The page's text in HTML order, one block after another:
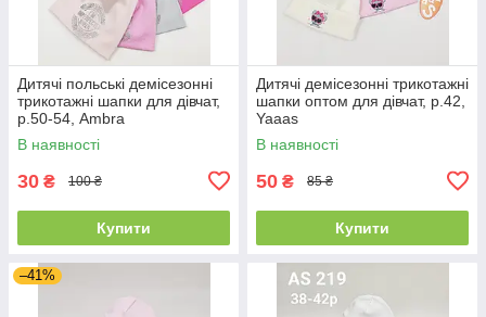
Дитячі польські демісезонні
трикотажні шапки для дівчат,
р.50-54, Ambra
В наявності
30 ₴ 100 ₴
Купити
Дитячі демісезонні трикотажні
шапки оптом для дівчат, р.42,
Yaaas
В наявності
50 ₴ 85 ₴
Купити
–41%